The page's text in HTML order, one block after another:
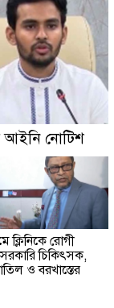
আইনি নোটিশ
ক্লিনিকে রোগী
চিকিৎসক,
ও বরখাস্তের